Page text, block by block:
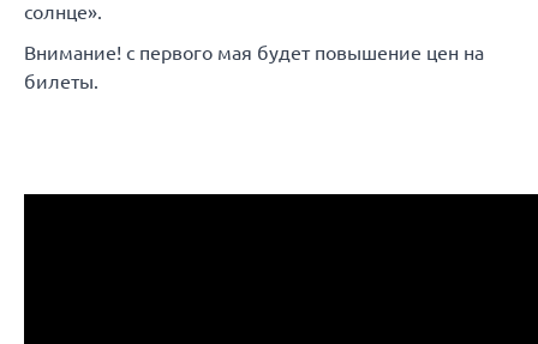
солнце».
Внимание! с первого мая будет повышение цен на
билеты.